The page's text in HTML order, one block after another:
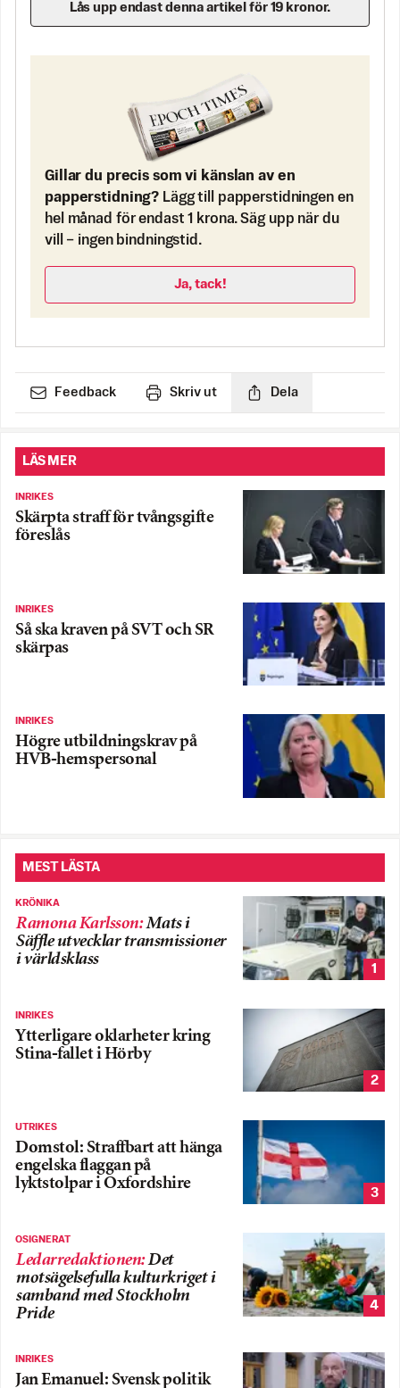
Lås upp endast denna artikel för 19 kronor.
Gillar du precis som vi känslan av en
papperstidning? Lägg till papperstidningen en
hel månad för endast 1 krona. Säg upp när du
vill – ingen bindningstid.
Ja, tack!
Feedback Skriv ut Dela
LÄS MER
INRIKES
Skärpta straff för tvångsgifte
föreslås
INRIKES
Så ska kraven på SVT och SR
skärpas
INRIKES
Högre utbildningskrav på
HVB-hemspersonal
MEST LÄSTA
KRÖNIKA
Ramona Karlsson:Mats i
Säffle utvecklar transmissioner
i världsklass
1
INRIKES
Ytterligare oklarheter kring
Stina-fallet i Hörby
2
UTRIKES
Domstol: Straffbart att hänga
engelska flaggan på
lyktstolpar i Oxfordshire
3
OSIGNERAT
Ledarredaktionen:Det
motsägelsefulla kulturkriget i
samband med Stockholm
Pride
4
INRIKES
Jan Emanuel: Svensk politik